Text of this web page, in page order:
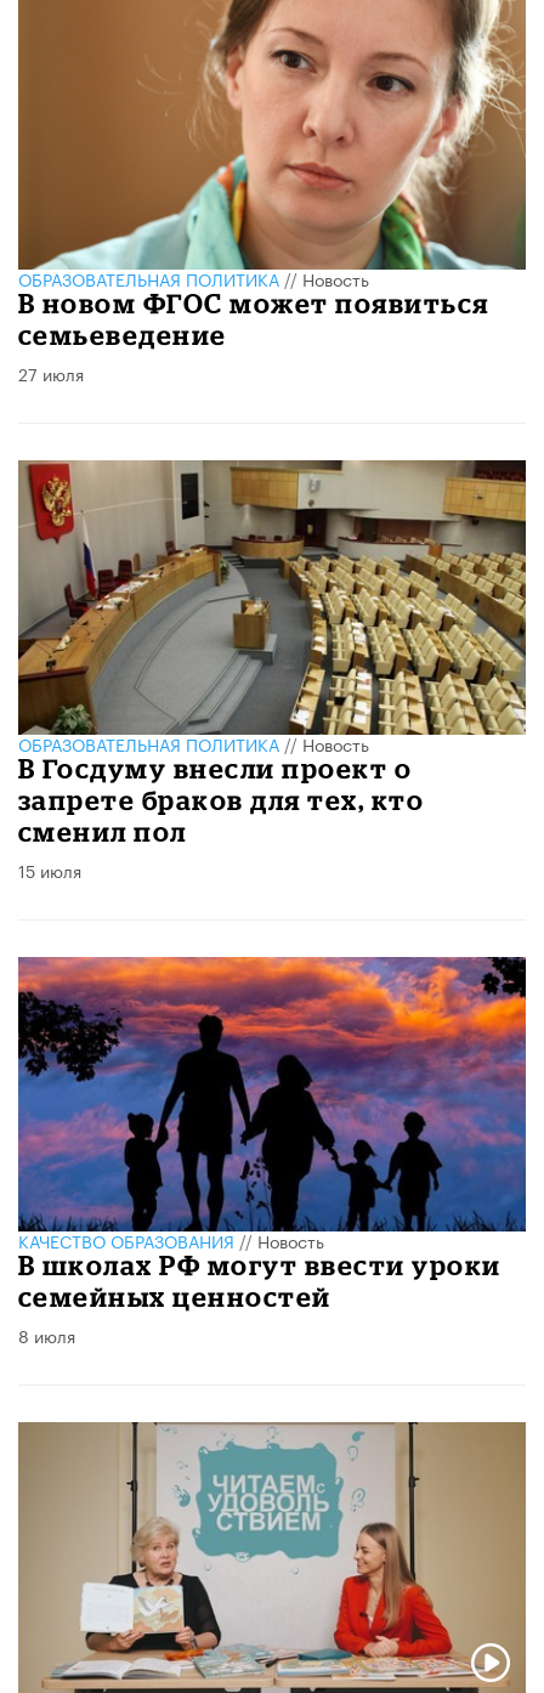
ОБРАЗОВАТЕЛЬНАЯ ПОЛИТИКА//Новость
В новом ФГОС может появиться
семьеведение
27 июля
ОБРАЗОВАТЕЛЬНАЯ ПОЛИТИКА//Новость
В Госдуму внесли проект о
запрете браков для тех, кто
сменил пол
15 июля
КАЧЕСТВО ОБРАЗОВАНИЯ//Новость
В школах РФ могут ввести уроки
семейных ценностей
8 июля